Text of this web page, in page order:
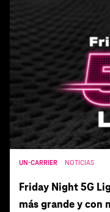
UN-CARRIER NOTICIAS
Friday Night 5G
más grande y con